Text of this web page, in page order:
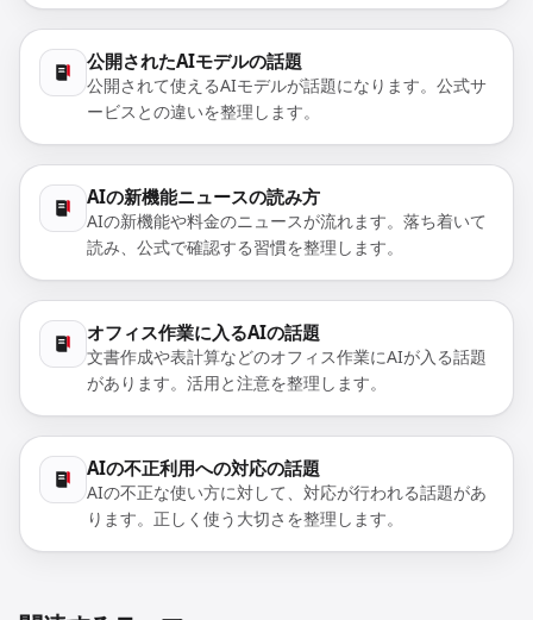
公開されたAIモデルの話題
公開されて使えるAIモデルが話題になります。公式サ
ービスとの違いを整理します。
AIの新機能ニュースの読み方
AIの新機能や料金のニュースが流れます。落ち着いて
読み、公式で確認する習慣を整理します。
オフィス作業に入るAIの話題
文書作成や表計算などのオフィス作業にAIが入る話題
があります。活用と注意を整理します。
AIの不正利用への対応の話題
AIの不正な使い方に対して、対応が行われる話題があ
ります。正しく使う大切さを整理します。